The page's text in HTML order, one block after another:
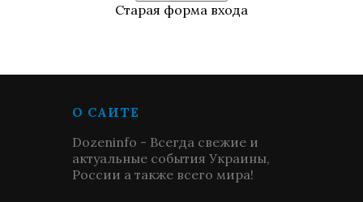
Старая форма входа
О САЙТЕ
Dozeninfo - Всегда свежие и
актуальные события Украины,
России а также всего мира!